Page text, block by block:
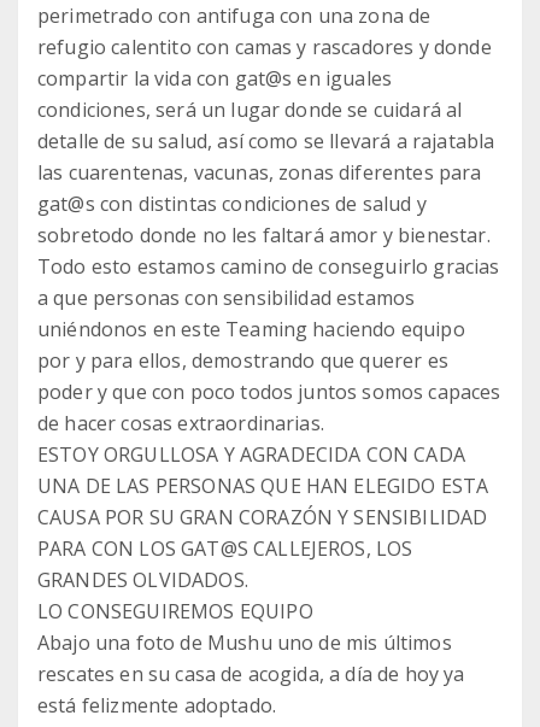
perimetrado con antifuga con una zona de
refugio calentito con camas y rascadores y donde
compartir la vida con gat@s en iguales
condiciones, será un lugar donde se cuidará al
detalle de su salud, así como se llevará a rajatabla
las cuarentenas, vacunas, zonas diferentes para
gat@s con distintas condiciones de salud y
sobretodo donde no les faltará amor y bienestar.
Todo esto estamos camino de conseguirlo gracias
a que personas con sensibilidad estamos
uniéndonos en este Teaming haciendo equipo
por y para ellos, demostrando que querer es
poder y que con poco todos juntos somos capaces
de hacer cosas extraordinarias.
ESTOY ORGULLOSA Y AGRADECIDA CON CADA
UNA DE LAS PERSONAS QUE HAN ELEGIDO ESTA
CAUSA POR SU GRAN CORAZÓN Y SENSIBILIDAD
PARA CON LOS GAT@S CALLEJEROS, LOS
GRANDES OLVIDADOS.
LO CONSEGUIREMOS EQUIPO
Abajo una foto de Mushu uno de mis últimos
rescates en su casa de acogida, a día de hoy ya
está felizmente adoptado.